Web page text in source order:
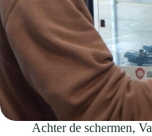
Achter de schermen,